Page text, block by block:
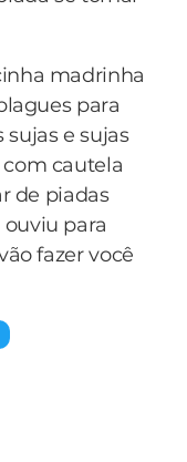
madrinha
para
e sujas
com cautela
de piadas
para
fazer você